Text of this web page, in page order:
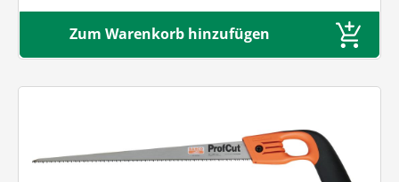
Zum Warenkorb hinzufügen